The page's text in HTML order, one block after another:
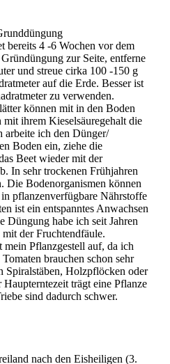
bereits 4 -6 Wochen vor dem
zur Seite, entferne
und streue cirka 100 -150 g
auf die Erde. Besser ist
zu verwenden.
können mit in den Boden
mit ihrem Kieselsäuregehalt die
arbeite ich den Dünger/
Boden ein, ziehe die
Beet wieder mit der
In sehr trockenen Frühjahren
Die Bodenorganismen können
pflanzenverfügbare Nährstoffe
ist ein entspanntes Anwachsen
Düngung habe ich seit Jahren
der Fruchtendfäule.
mein Pflanzgestell auf, da ich
brauchen schon sehr
Spiralstäben, Holzpflöcken oder
trägt eine Pflanze
sind dadurch schwer.
nach den Eisheiligen (3.